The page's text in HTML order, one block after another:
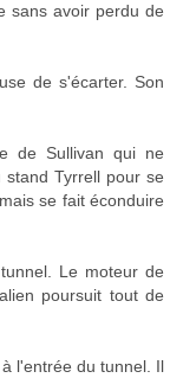
sans avoir perdu de
de s'écarter. Son
de Sullivan qui ne
Tyrrell pour se
se fait éconduire
Le moteur de
poursuit tout de
l'entrée du tunnel. Il